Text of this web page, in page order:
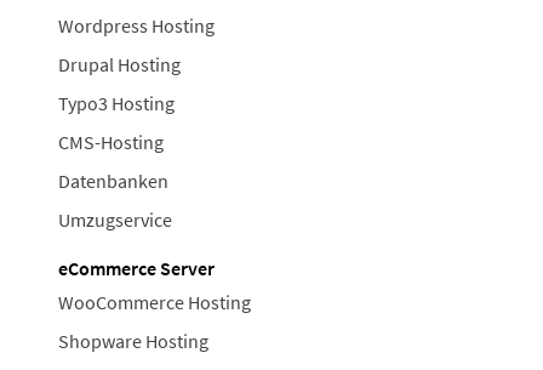
Wordpress Hosting
Drupal Hosting
Typo3 Hosting
CMS-Hosting
Datenbanken
Umzugservice
eCommerce Server
WooCommerce Hosting
Shopware Hosting